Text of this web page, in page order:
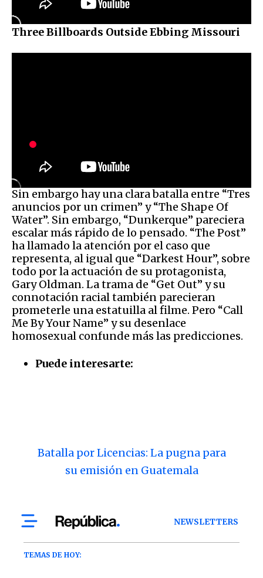
Three Billboards Outside Ebbing Missouri
Sin embargo hay una clara batalla entre “Tres
anuncios por un crimen” y “The Shape Of
Water”. Sin embargo, “Dunkerque” pareciera
escalar más rápido de lo pensado. “The Post”
ha llamado la atención por el caso que
representa, al igual que “Darkest Hour”, sobre
todo por la actuación de su protagonista,
Gary Oldman. La trama de “Get Out” y su
connotación racial también parecieran
prometerle una estatuilla al filme. Pero “Call
Me By Your Name” y su desenlace
homosexual confunde más las predicciones.
Puede interesarte:
Batalla por Licencias: La pugna para
su emisión en Guatemala